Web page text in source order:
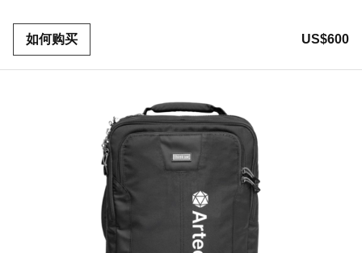
如何购买 US$600